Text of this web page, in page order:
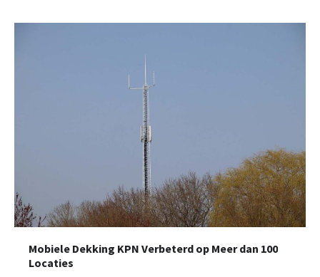
Mobiele Dekking KPN Verbeterd op Meer dan 100
Locaties